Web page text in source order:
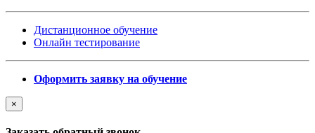
Дистанционное обучение
Онлайн тестирование
Оформить заявку на обучение
×